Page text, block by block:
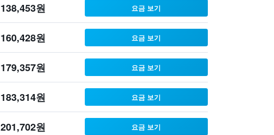
138,453원 요금 보기
160,428원 요금 보기
179,357원 요금 보기
183,314원 요금 보기
201,702원 요금 보기